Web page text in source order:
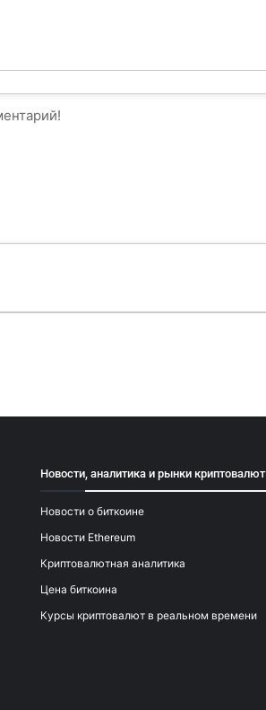
Новости, аналитика и рынки криптовалют
Новости о биткоине
Новости Ethereum
Криптовалютная аналитика
Цена биткоина
Курсы криптовалют в реальном времени